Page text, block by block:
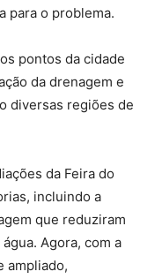
para o problema.
pontos da cidade
da drenagem e
diversas regiões de
da Feira do
incluindo a
que reduziram
Agora, com a
ampliado,